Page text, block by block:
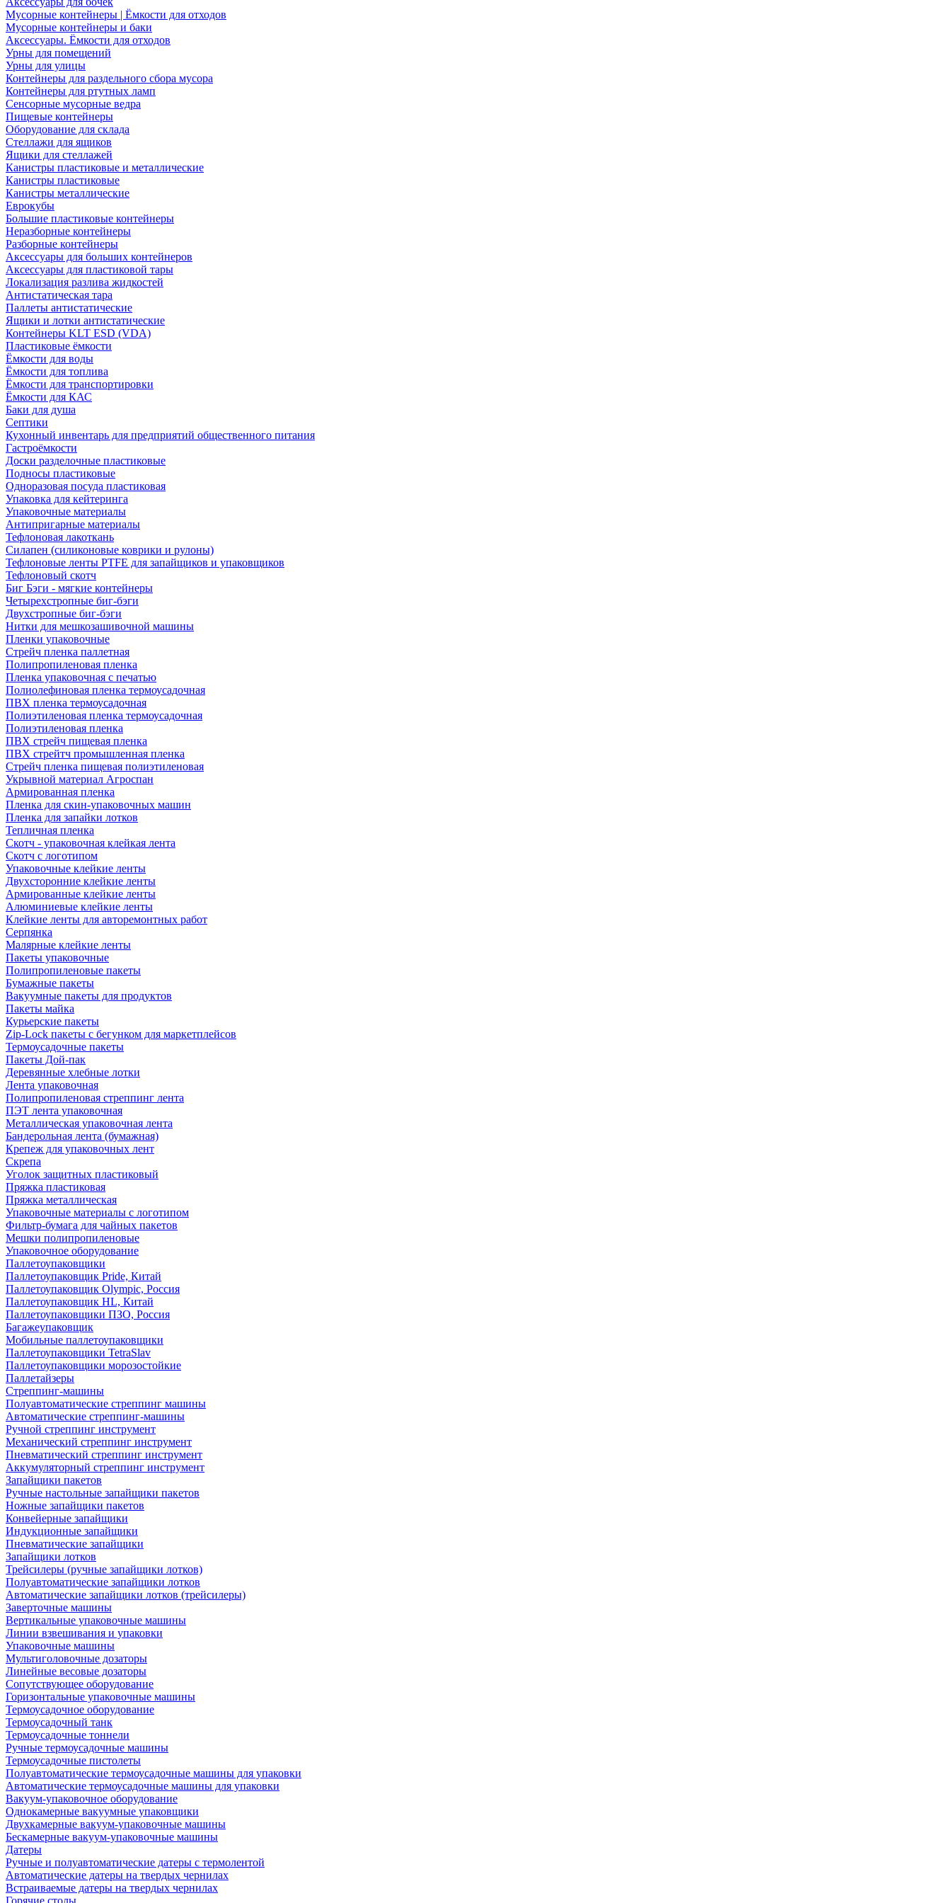
Мусорные контейнеры | Ёмкости для отходов
Мусорные контейнеры и баки
Аксессуары. Ёмкости для отходов
Урны для помещений
Урны для улицы
Контейнеры для раздельного сбора мусора
Контейнеры для ртутных ламп
Сенсорные мусорные ведра
Пищевые контейнеры
Оборудование для склада
Стеллажи для ящиков
Ящики для стеллажей
Канистры пластиковые и металлические
Канистры пластиковые
Канистры металлические
Еврокубы
Большие пластиковые контейнеры
Неразборные контейнеры
Разборные контейнеры
Аксессуары для больших контейнеров
Аксессуары для пластиковой тары
Локализация разлива жидкостей
Антистатическая тара
Паллеты антистатические
Ящики и лотки антистатические
Контейнеры KLT ESD (VDA)
Пластиковые ёмкости
Ёмкости для воды
Ёмкости для топлива
Ёмкости для транспортировки
Ёмкости для КАС
Баки для душа
Септики
Кухонный инвентарь для предприятий общественного питания
Гастроёмкости
Доски разделочные пластиковые
Подносы пластиковые
Одноразовая посуда пластиковая
Упаковка для кейтеринга
Упаковочные материалы
Антипригарные материалы
Тефлоновая лакоткань
Силапен (силиконовые коврики и рулоны)
Тефлоновые ленты PTFE для запайщиков и упаковщиков
Тефлоновый скотч
Биг Бэги - мягкие контейнеры
Четырехстропные биг-бэги
Двухстропные биг-бэги
Нитки для мешкозашивочной машины
Пленки упаковочные
Стрейч пленка паллетная
Полипропиленовая пленка
Пленка упаковочная с печатью
Полиолефиновая пленка термоусадочная
ПВХ пленка термоусадочная
Полиэтиленовая пленка термоусадочная
Полиэтиленовая пленка
ПВХ стрейч пищевая пленка
ПВХ стрейтч промышленная пленка
Стрейч пленка пищевая полиэтиленовая
Укрывной материал Агроспан
Армированная пленка
Пленка для скин-упаковочных машин
Пленка для запайки лотков
Тепличная пленка
Скотч - упаковочная клейкая лента
Скотч с логотипом
Упаковочные клейкие ленты
Двухсторонние клейкие ленты
Армированные клейкие ленты
Алюминиевые клейкие ленты
Клейкие ленты для авторемонтных работ
Серпянка
Малярные клейкие ленты
Пакеты упаковочные
Полипропиленовые пакеты
Бумажные пакеты
Вакуумные пакеты для продуктов
Пакеты майка
Курьерские пакеты
Zip-Lock пакеты с бегунком для маркетплейсов
Термоусадочные пакеты
Пакеты Дой-пак
Деревянные хлебные лотки
Лента упаковочная
Полипропиленовая стреппинг лента
ПЭТ лента упаковочная
Металлическая упаковочная лента
Бандерольная лента (бумажная)
Крепеж для упаковочных лент
Скрепа
Уголок защитных пластиковый
Пряжка пластиковая
Пряжка металлическая
Упаковочные материалы с логотипом
Фильтр-бумага для чайных пакетов
Мешки полипропиленовые
Упаковочное оборудование
Паллетоупаковщики
Паллетоупаковщик Pride, Китай
Паллетоупаковщик Olympic, Россия
Паллетоупаковщик HL, Китай
Паллетоупаковщики ПЗО, Россия
Багажеупаковщик
Мобильные паллетоупаковщики
Паллетоупаковщики TetraSlav
Паллетоупаковщики морозостойкие
Паллетайзеры
Стреппинг-машины
Полуавтоматические стреппинг машины
Автоматические стреппинг-машины
Ручной стреппинг инструмент
Механический стреппинг инструмент
Пневматический стреппинг инструмент
Аккумуляторный стреппинг инструмент
Запайщики пакетов
Ручные настольные запайщики пакетов
Ножные запайщики пакетов
Конвейерные запайщики
Индукционные запайщики
Пневматические запайщики
Запайщики лотков
Трейсилеры (ручные запайщики лотков)
Полуавтоматические запайщики лотков
Автоматические запайщики лотков (трейсилеры)
Заверточные машины
Вертикальные упаковочные машины
Линии взвешивания и упаковки
Упаковочные машины
Мультиголовочные дозаторы
Линейные весовые дозаторы
Сопутствующее оборудование
Горизонтальные упаковочные машины
Термоусадочное оборудование
Термоусадочный танк
Термоусадочные тоннели
Ручные термоусадочные машины
Термоусадочные пистолеты
Полуавтоматические термоусадочные машины для упаковки
Автоматические термоусадочные машины для упаковки
Вакуум-упаковочное оборудование
Однокамерные вакуумные упаковщики
Двухкамерные вакуум-упаковочные машины
Бескамерные вакуум-упаковочные машины
Датеры
Ручные и полуавтоматические датеры с термолентой
Автоматические датеры на твердых чернилах
Встраиваемые датеры на твердых чернилах
Горячие столы